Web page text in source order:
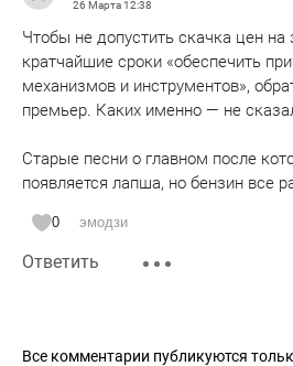
26 Марта12:38
Чтобы не допустить скачка цен на
кратчайшие сроки «обеспечить
механизмов и инструментов»,
премьер. Каких именно — не
Старые песни о главном после
появляется лапша, но бензин все
0 эмодзи
Ответить
Все комментарии публикуются